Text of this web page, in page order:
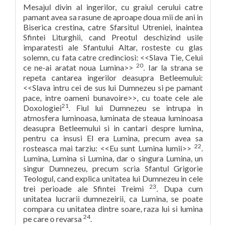
Mesajul divin al ingerilor, cu graiul cerului catre
pamant avea sa rasune de aproape doua mii de ani in
Biserica crestina, catre Sfarsitul Utreniei, inaintea
Sfintei Liturghii, cand Preotul deschizind usile
imparatesti ale Sfantului Altar, rosteste cu glas
solemn, cu fata catre credinciosi: <<Slava Tie, Celui
ce ne-ai aratat noua Lumina>>20. Iar la strana se
repeta cantarea ingerilor deasupra Betleemului:
<<Slava intru cei de sus lui Dumnezeu si pe pamant
pace, intre oameni bunavoire>>, cu toate cele ale
Doxologiei21 . Fiul lui Dumnezeu se intrupa in
atmosfera luminoasa, luminata de steaua luminoasa
deasupra Betleemului si in cantari despre lumina,
pentru ca insusi El era Lumina, precum avea sa
rosteasca mai tarziu: <<Eu sunt Lumina lumii>> 22.
Lumina, Lumina si Lumina, dar o singura Lumina, un
singur Dumnezeu, precum scria Sfantul Grigorie
Teologul, cand explica unitatea lui Dumnezeu in cele
trei perioade ale Sfintei Treimi23. Dupa cum
unitatea lucrarii dumnezeirii, ca Lumina, se poate
compara cu unitatea dintre soare, raza lui si lumina
pe care o revarsa 24.